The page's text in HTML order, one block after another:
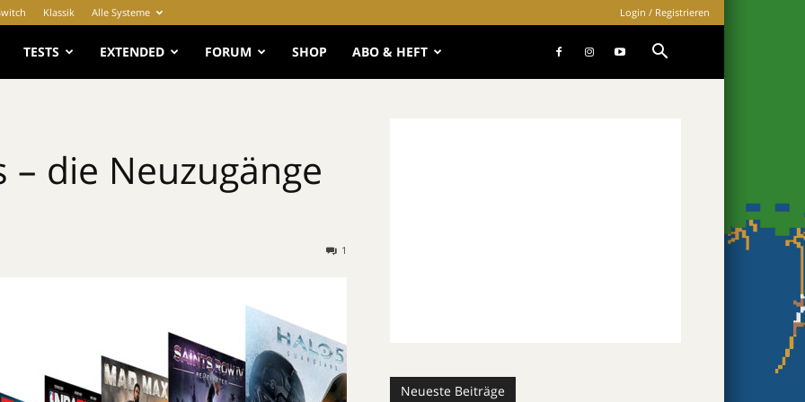
Klassik Alle Systeme Login / Registrieren
TESTS EXTENDED FORUM SHOP ABO & HEFT
– die Neuzugänge
1
Neueste Beiträge